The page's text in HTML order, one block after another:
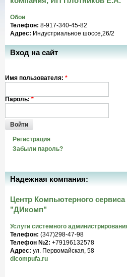
Обои
Телефон: 8-917-340-45-82
Адрес: Индустриальное шоссе,26/2
Вход на сайт
Имя пользователя: *
Пароль: *
Войти
Регистрация
Забыли пароль?
Надежная компания:
Центр Компьютерного сервиса
"ДИкомп"
Услуги системного
Телефон: (347)298-47-98
Телефон №2: +79196132578
Адрес: ул. Первомайская, 58
dicompufa.ru